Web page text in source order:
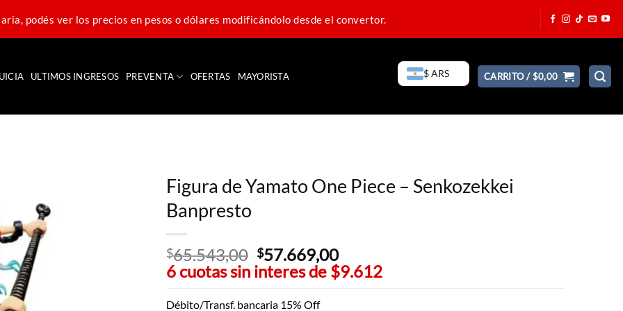
podés ver los precios en pesos o dólares modificándolo desde el convertor.
ULTIMOS INGRESOS PREVENTA OFERTAS MAYORISTA $ ARS CARRITO /$0,00
Figura de Yamato One Piece – Senkozekkei
Banpresto
$65.543,00 El
precio
era:
$57.669,00El
precio
6 cuotas sin interes de $9.612
Débito/Transf. bancaria 15% Off